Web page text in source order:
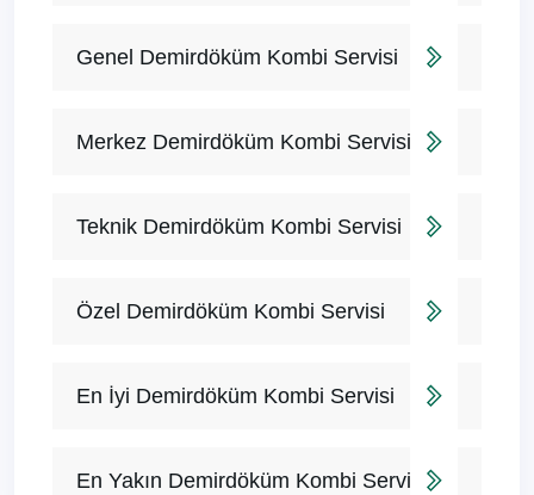
Genel Demirdöküm Kombi Servisi
Merkez Demirdöküm Kombi Servisi
Teknik Demirdöküm Kombi Servisi
Özel Demirdöküm Kombi Servisi
En İyi Demirdöküm Kombi Servisi
En Yakın Demirdöküm Kombi Servisi